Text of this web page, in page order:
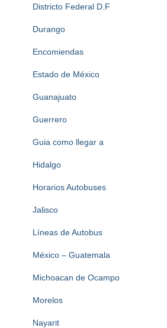
Districto Federal D.F
Durango
Encomiendas
Estado de México
Guanajuato
Guerrero
Guia como llegar a
Hidalgo
Horarios Autobuses
Jalisco
Líneas de Autobus
México – Guatemala
Michoacan de Ocampo
Morelos
Nayarit